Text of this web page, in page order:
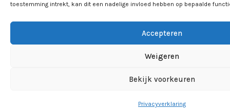
toestemming intrekt, kan dit een nadelige invloed hebben op bepaalde
Accepteren
Weigeren
Bekijk voorkeuren
Privacyverklaring